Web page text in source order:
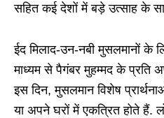
सहित कई देशों में बड़े उत्साह के
ईद मिलाद-उन-नबी मुसलमानों के
माध्यम से पैगंबर मुहम्मद के प्रति
इस दिन, मुसलमान विशेष
या अपने घरों में एकत्रित होते हैं.